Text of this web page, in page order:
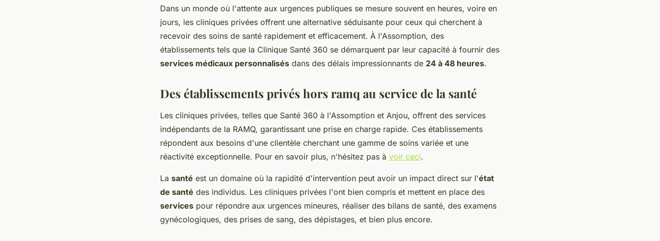
Comment les cliniques privées à
l'Assomption gèrent-elles les soins de
longue durée ?
Dans un monde où l'attente aux urgences publiques se mesure souvent en heures, voire en
jours, les cliniques privées offrent une alternative séduisante pour ceux qui cherchent à
recevoir des soins de santé rapidement et efficacement. À l'Assomption, des
établissements tels que la Clinique Santé 360 se démarquent par leur capacité à fournir des
services médicaux personnalisés dans des délais impressionnants de 24 à 48 heures.
Des établissements privés hors ramq au service de la santé
Les cliniques privées, telles que Santé 360 à l'Assomption et Anjou, offrent des services
indépendants de la RAMQ, garantissant une prise en charge rapide. Ces établissements
répondent aux besoins d'une clientèle cherchant une gamme de soins variée et une
réactivité exceptionnelle. Pour en savoir plus, n'hésitez pas à voir ceci.
La santé est un domaine où la rapidité d'intervention peut avoir un impact direct sur l'état
de santé des individus. Les cliniques privées l'ont bien compris et mettent en place des
services pour répondre aux urgences mineures, réaliser des bilans de santé, des examens
gynécologiques, des prises de sang, des dépistages, et bien plus encore.